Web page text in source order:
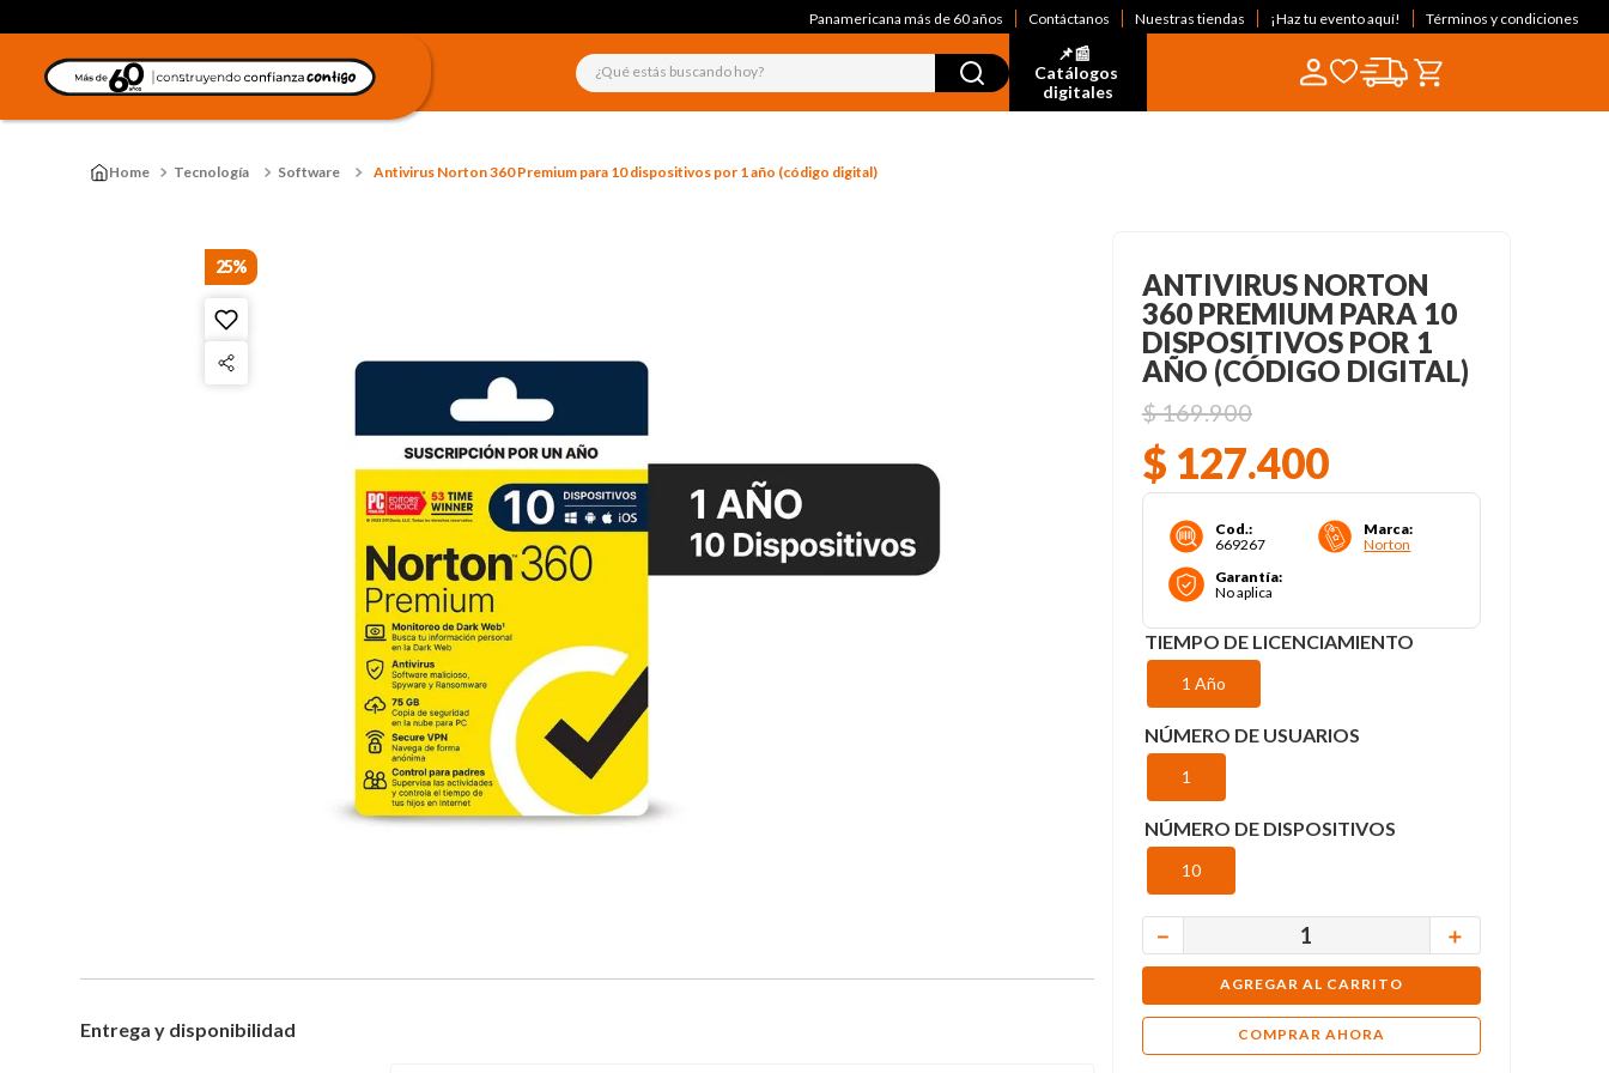
Panamericana más de 60 años Contáctanos Nuestras tiendas ¡Haz tu evento aquí! Términos y condiciones
¿Qué estás buscando hoy?
📌📰
Catálogos
digitales
Tecnología Software Antivirus Norton 360 Premium para 10 dispositivos por 1 año (código digital)
25%
Entrega y disponibilidad
ANTIVIRUS NORTON
360 PREMIUM PARA 10
DISPOSITIVOS POR 1
AÑO (CÓDIGO DIGITAL)
$169.900
$ 127.400
Cod.:
669267
Marca:
Norton
Garantía:
No aplica
TIEMPO DE LICENCIAMIENTO
1 Año
NÚMERO DE USUARIOS
1
NÚMERO DE DISPOSITIVOS
10
＋
－
AGREGAR AL CARRITO
COMPRAR AHORA